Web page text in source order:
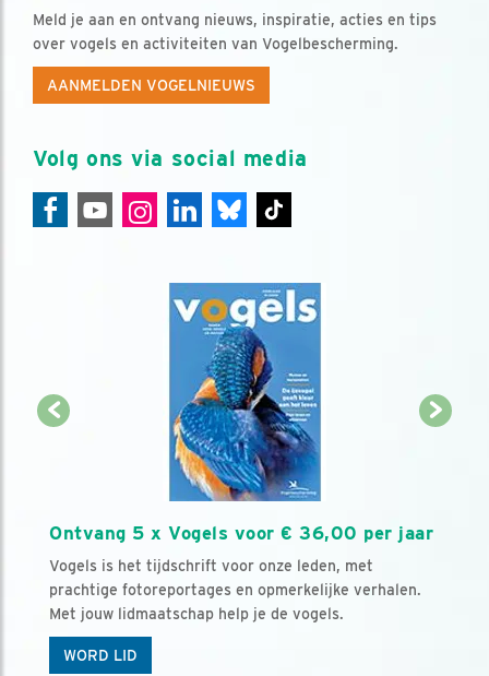
Meld je aan en ontvang nieuws, inspiratie, acties en tips
over vogels en activiteiten van Vogelbescherming.
AANMELDEN VOGELNIEUWS
Volg ons via social media
Ontvang 5 x Vogels voor € 36,00 per jaar
Vogels is het tijdschrift voor onze leden, met
prachtige fotoreportages en opmerkelijke verhalen.
Met jouw lidmaatschap help je de vogels.
WORD LID